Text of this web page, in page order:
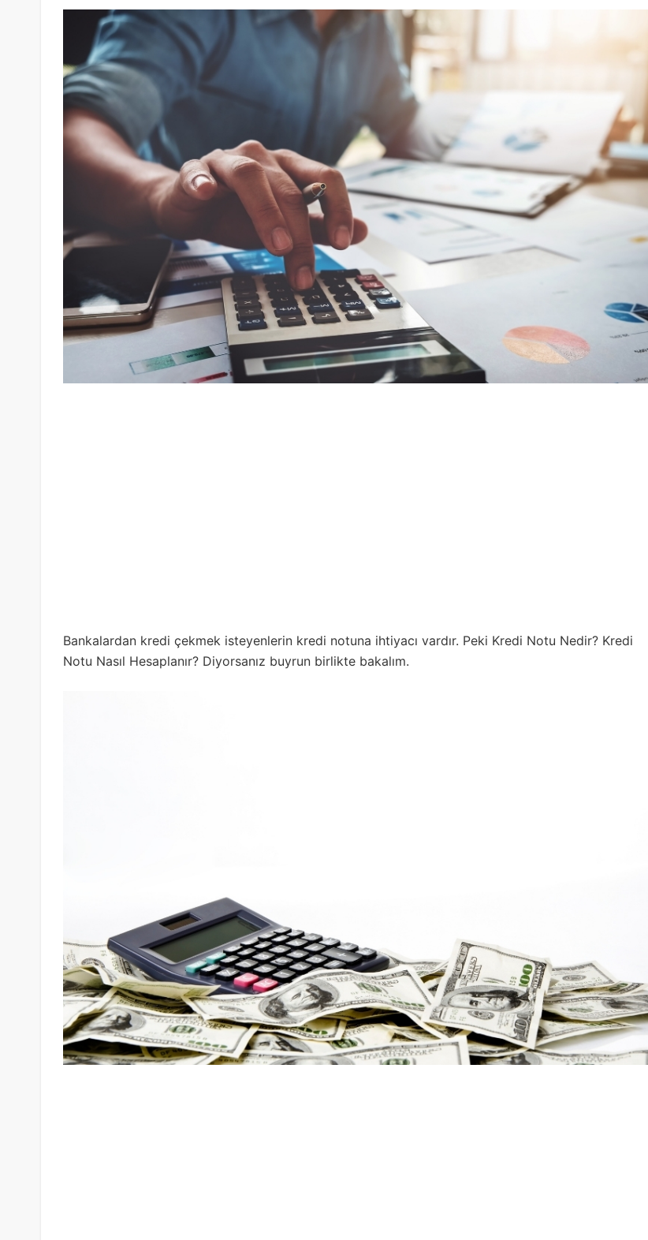
Bankalardan kredi çekmek isteyenlerin kredi notuna ihtiyacı vardır. Peki Kredi Notu Nedir? Kredi
Notu Nasıl Hesaplanır? Diyorsanız buyrun birlikte bakalım.